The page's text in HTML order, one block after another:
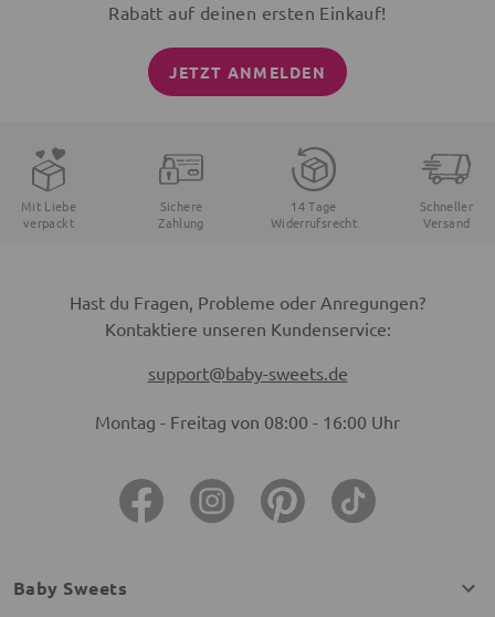
Rabatt auf deinen ersten Einkauf!
JETZT ANMELDEN
Mit Liebe
verpackt
Sichere
Zahlung
14 Tage
Widerrufsrecht
Schneller
Versand
Hast du Fragen, Probleme oder Anregungen?
Kontaktiere unseren Kundenservice:
support@baby-sweets.de
Montag - Freitag von 08:00 - 16:00 Uhr
Baby Sweets